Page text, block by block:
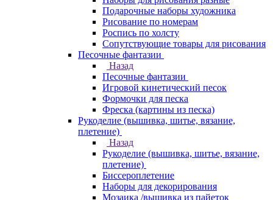
Подарочные наборы художника
Рисование по номерам
Роспись по холсту
Сопутствующие товары для рисования
Песочные фантазии
Назад
Песочные фантазии
Игровой кинетический песок
Формочки для песка
Фреска (картины из песка)
Рукоделие (вышивка, шитье, вязание,
плетение)
Назад
Рукоделие (вышивка, шитье, вязание,
плетение)
Биссероплетение
Наборы для декорирования
Мозаика /вышивка из пайеток